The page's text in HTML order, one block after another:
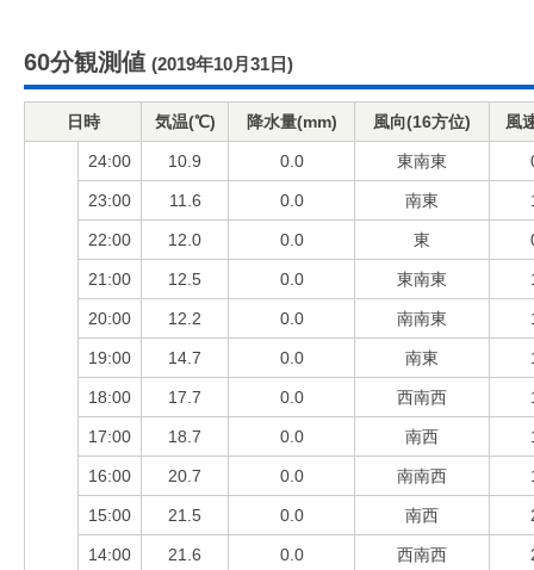
60分観測値 (2019年10月31日)
日時 気温(℃) 降水量(mm) 風向(16方位) 風
24:00 10.9 0.0 東南東
23:00 11.6 0.0 南東
22:00 12.0 0.0 東
21:00 12.5 0.0 東南東
20:00 12.2 0.0 南南東
19:00 14.7 0.0 南東
18:00 17.7 0.0 西南西
17:00 18.7 0.0 南西
16:00 20.7 0.0 南南西
15:00 21.5 0.0 南西
14:00 21.6 0.0 西南西